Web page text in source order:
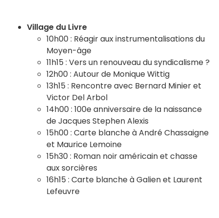
Village du Livre
10h00 : Réagir aux instrumentalisations du
Moyen-âge
11h15 : Vers un renouveau du syndicalisme ?
12h00 : Autour de Monique Wittig
13h15 : Rencontre avec Bernard Minier et
Victor Del Arbol
14h00 : 100e anniversaire de la naissance
de Jacques Stephen Alexis
15h00 : Carte blanche à André Chassaigne
et Maurice Lemoine
15h30 : Roman noir américain et chasse
aux sorcières
16h15 : Carte blanche à Galien et Laurent
Lefeuvre